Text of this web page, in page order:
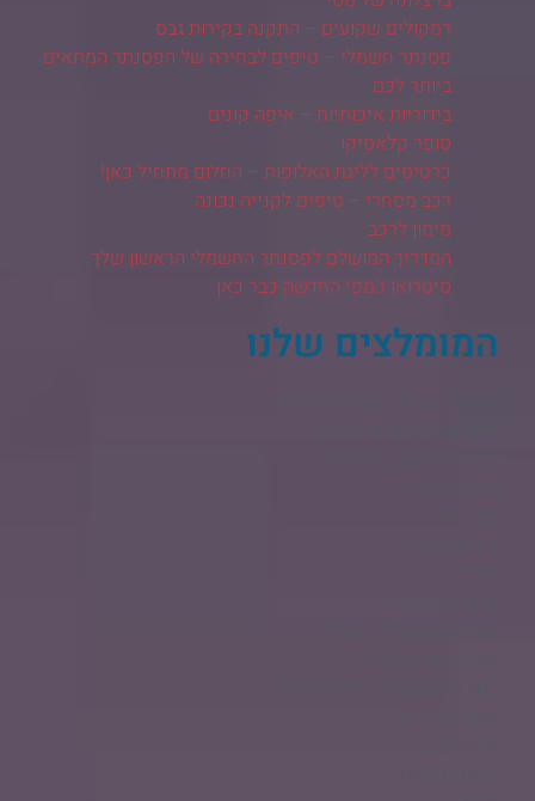
רמקולים שקועים – התקנה בקירות גבס
פסנתר חשמלי – טיפים לבחירה של הפסנתר המתאים
ביותר לכם
בידוריות איכותיות – איפה קונים
סופר קלאסיקו
כרטיסים לליגת האלופות – החלום מתחיל כאן!
רכב מסחרי – טיפים לקנייה נכונה
מימון לרכב
המדריך המושלם לפסנתר החשמלי הראשון שלך
סיטרואן ג'מפי החדשה כבר כאן
המומלצים שלנו